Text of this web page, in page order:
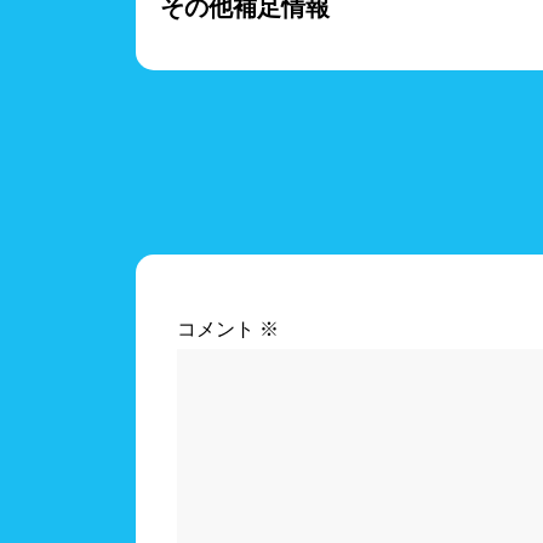
その他補足情報
コメント ※